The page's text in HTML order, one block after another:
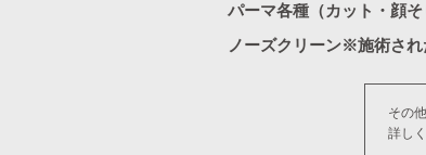
パーマ各種（カット・顔そ
ノーズクリーン※施術され
その
詳し